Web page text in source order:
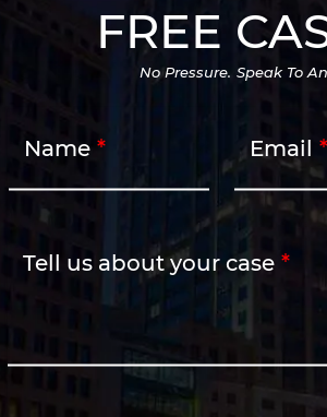
FREE
No Pressure. Speak To
Name Email
Tell us about your case